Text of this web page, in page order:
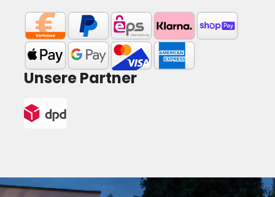
Unsere Partner